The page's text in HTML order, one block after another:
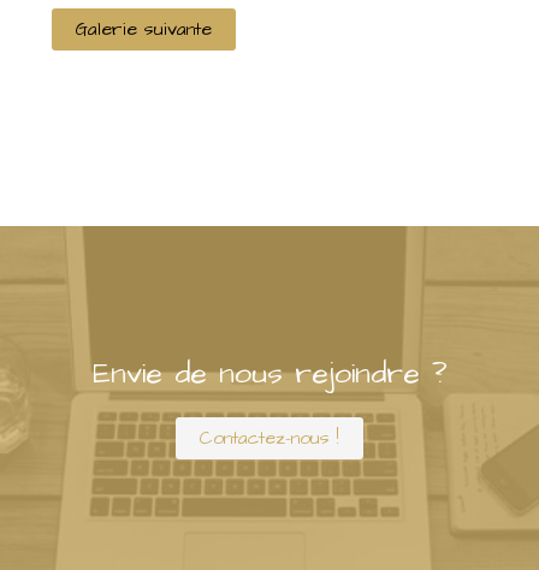
Galerie suivante
Envie de nous rejoindre ?
Contactez-nous !